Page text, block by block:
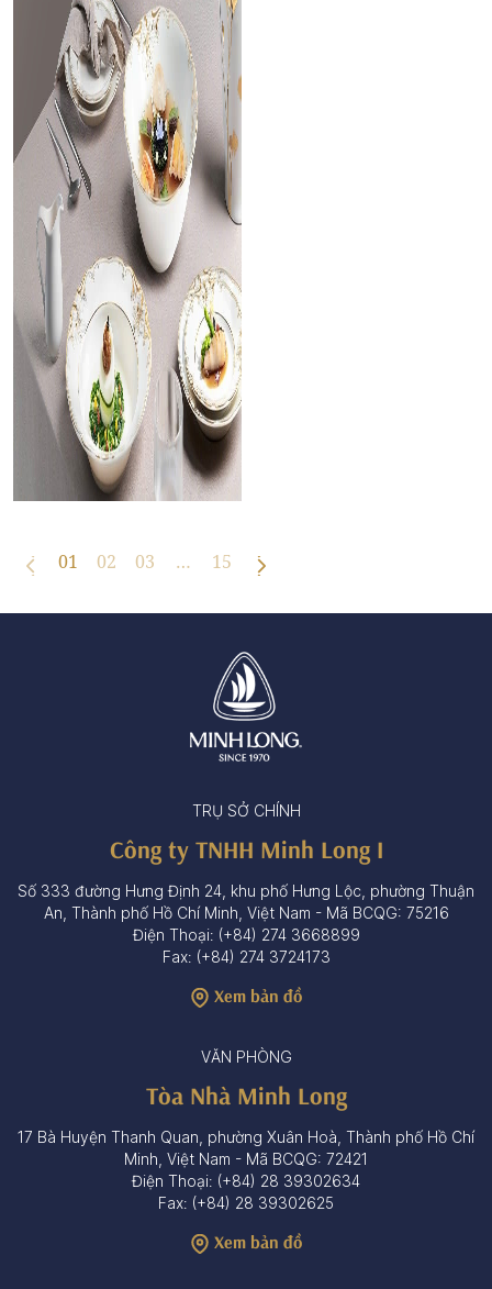
01 02 03 … 15
TRỤ SỞ CHÍNH
Công ty TNHH Minh Long I
Số 333 đường Hưng Định 24, khu phố Hưng Lộc, phường Thuận
An, Thành phố Hồ Chí Minh, Việt Nam - Mã BCQG: 75216
Điện Thoại: (+84) 274 3668899
Fax: (+84) 274 3724173
Xem bản đồ
VĂN PHÒNG
Tòa Nhà Minh Long
17 Bà Huyện Thanh Quan, phường Xuân Hoà, Thành phố Hồ Chí
Minh, Việt Nam - Mã BCQG: 72421
Điện Thoại: (+84) 28 39302634
Fax: (+84) 28 39302625
Xem bản đồ